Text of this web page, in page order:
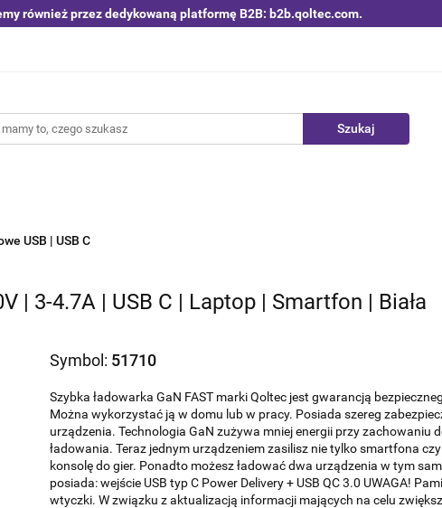
również przez dedykowaną platformę B2B: b2b.qoltec.com.
Switche | Ethernet Anteny LTE 4G 5G
USB | USB C
| 3-4.7A | USB C | Laptop | Smartfon | Biała
Symbol: 51710
Szybka ładowarka GaN FAST marki Qoltec jest gwarancją
Można wykorzystać ją w domu lub w pracy. Posiada szereg
urządzenia. Technologia GaN zużywa mniej energii przy zachowaniu
ładowania. Teraz jednym urządzeniem zasilisz nie tylko smartfona
konsolę do gier. Ponadto możesz ładować dwa urządzenia w tym
posiada: wejście USB typ C Power Delivery + USB QC 3.0 UWAGA!
wtyczki. W związku z aktualizacją informacji mających na celu